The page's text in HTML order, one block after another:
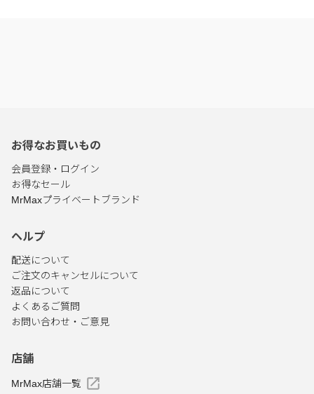
お得なお買いもの
会員登録・ログイン
お得なセール
MrMaxプライベートブランド
ヘルプ
配送について
ご注文のキャンセルについて
返品について
よくあるご質問
お問い合わせ・ご意見
店舗
MrMax店舗一覧